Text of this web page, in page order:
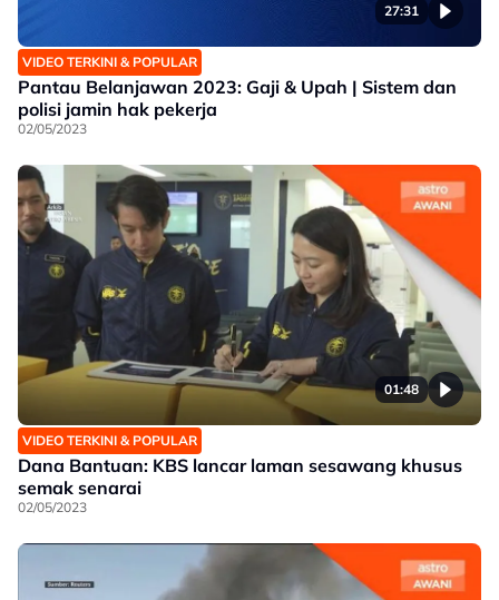
27:31
VIDEO TERKINI & POPULAR
Pantau Belanjawan 2023: Gaji & Upah | Sistem dan
polisi jamin hak pekerja
02/05/2023
01:48
VIDEO TERKINI & POPULAR
Dana Bantuan: KBS lancar laman sesawang khusus
semak senarai
02/05/2023